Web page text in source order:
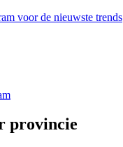
voor de nieuwste trends
provincie